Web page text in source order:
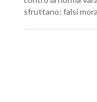
sfruttano: falsi